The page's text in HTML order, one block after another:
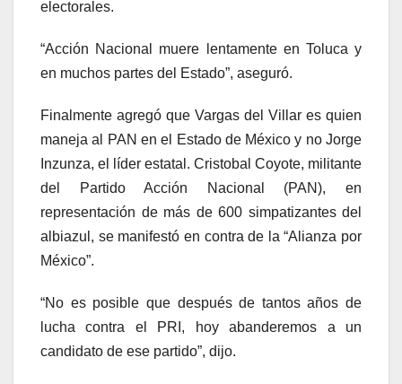
electorales.
“Acción Nacional muere lentamente en Toluca y
en muchos partes del Estado”, aseguró.
Finalmente agregó que Vargas del Villar es quien
maneja al PAN en el Estado de México y no Jorge
Inzunza, el líder estatal. Cristobal Coyote, militante
del Partido Acción Nacional (PAN), en
representación de más de 600 simpatizantes del
albiazul, se manifestó en contra de la “Alianza por
México”.
“No es posible que después de tantos años de
lucha contra el PRI, hoy abanderemos a un
candidato de ese partido”, dijo.